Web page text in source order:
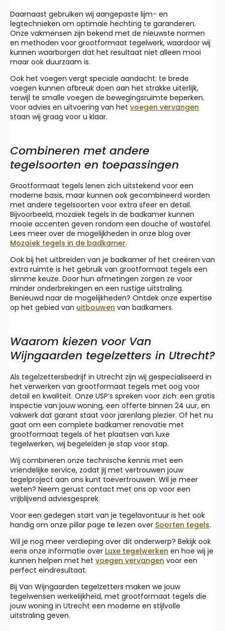
Daarnaast gebruiken wij aangepaste lijm- en
legtechnieken om optimale hechting te garanderen.
Onze vakmensen zijn bekend met de nieuwste normen
en methoden voor grootformaat tegelwerk, waardoor wij
kunnen waarborgen dat het resultaat niet alleen mooi
maar ook duurzaam is.
Ook het voegen vergt speciale aandacht: te brede
voegen kunnen afbreuk doen aan het strakke uiterlijk,
terwijl te smalle voegen de bewegingsruimte beperken.
Voor advies en uitvoering van het voegen vervangen
staan wij graag voor u klaar.
Combineren met andere
tegelsoorten en toepassingen
Grootformaat tegels lenen zich uitstekend voor een
moderne basis, maar kunnen ook gecombineerd worden
met andere tegelsoorten voor extra sfeer en detail.
Bijvoorbeeld, mozaïek tegels in de badkamer kunnen
mooie accenten geven rondom een douche of wastafel.
Lees meer over de mogelijkheden in onze blog over
Mozaïek tegels in de badkamer.
Ook bij het uitbreiden van je badkamer of het creëren van
extra ruimte is het gebruik van grootformaat tegels een
slimme keuze. Door hun afmetingen zorgen ze voor
minder onderbrekingen en een rustige uitstraling.
Benieuwd naar de mogelijkheden? Ontdek onze expertise
op het gebied van uitbouwen van badkamers.
Waarom kiezen voor Van
Wijngaarden tegelzetters in Utrecht?
Als tegelzettersbedrijf in Utrecht zijn wij gespecialiseerd in
het verwerken van grootformaat tegels met oog voor
detail en kwaliteit. Onze USP’s spreken voor zich: een gratis
inspectie van jouw woning, een offerte binnen 24 uur, en
vakwerk dat garant staat voor jarenlang plezier. Of het nu
gaat om een complete badkamer renovatie met
grootformaat tegels of het plaatsen van luxe
tegelwerken, wij begeleiden je stap voor stap.
Wij combineren onze technische kennis met een
vriendelijke service, zodat jij met vertrouwen jouw
tegelproject aan ons kunt toevertrouwen. Wil je meer
weten? Neem gerust contact met ons op voor een
vrijblijvend adviesgesprek.
Voor een gedegen start van je tegelavontuur is het ook
handig om onze pillar page te lezen over Soorten tegels.
Wil je nog meer verdieping over dit onderwerp? Bekijk ook
eens onze informatie over Luxe tegelwerken en hoe wij je
kunnen helpen met het voegen vervangen voor een
perfect eindresultaat.
Bij Van Wijngaarden tegelzetters maken we jouw
tegelwensen werkelijkheid, met grootformaat tegels die
jouw woning in Utrecht een moderne en stijlvolle
uitstraling geven.